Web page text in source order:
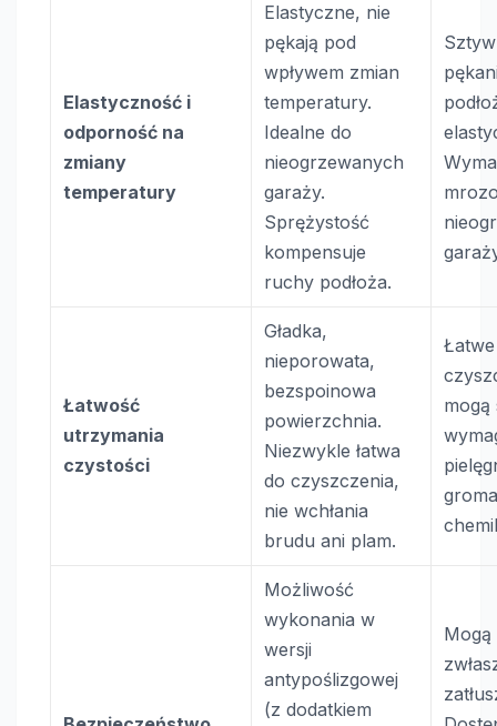
Elastyczność i
odporność na
zmiany
temperatury
Elastyczne, nie
pękają pod
wpływem zmian
temperatury.
Idealne do
nieogrzewanych
garaży.
Sprężystość
kompensuje
ruchy podłoża.
Łatwość
utrzymania
czystości
Gładka,
nieporowata,
bezspoinowa
powierzchnia.
Niezwykle łatwa
do czyszczenia,
nie wchłania
brudu ani plam.
mogą
Możliwość
wykonania w
wersji
antypoślizgowej
(z dodatkiem
Mogą